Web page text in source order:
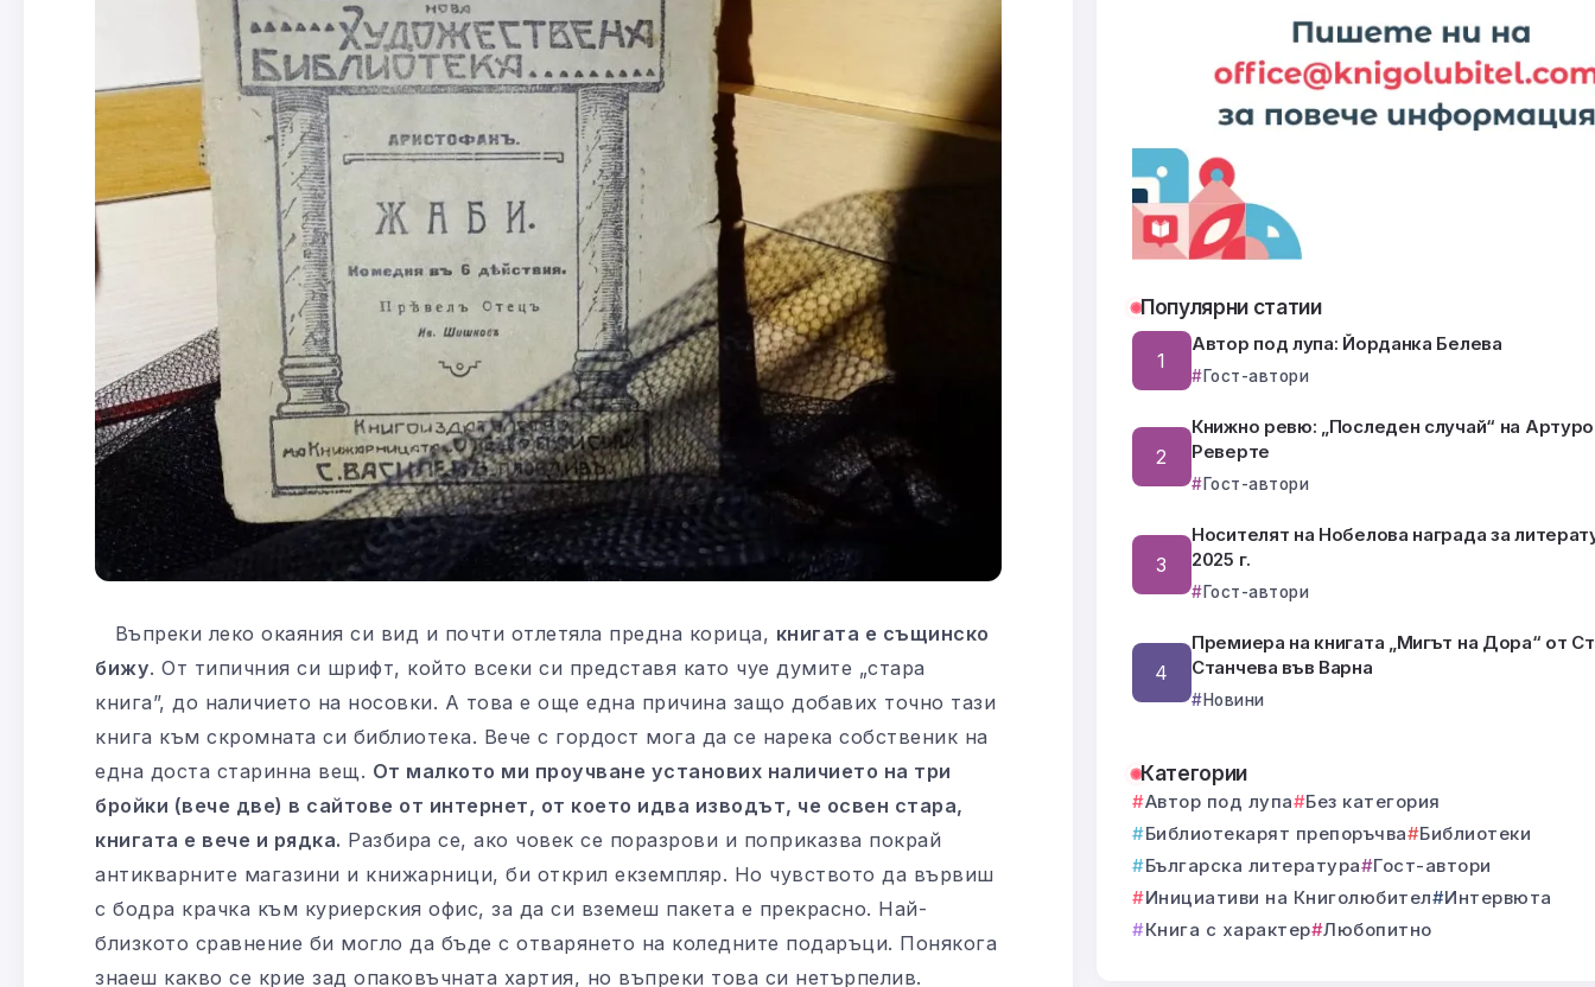
Въпреки леко окаяния си вид и почти отлетяла предна корица, книгата е същинско
бижу. От типичния си шрифт, който всеки си представя като чуе думите „стара
книга”, до наличието на носовки. А това е още една причина защо добавих точно тази
книга към скромната си библиотека. Вече с гордост мога да се нарека собственик на
една доста старинна вещ. От малкото ми проучване установих наличието на три
бройки (вече две) в сайтове от интернет, от което идва изводът, че освен стара,
книгата е вече и рядка. Разбира се, ако човек се поразрови и поприказва покрай
антикварните магазини и книжарници, би открил екземпляр. Но чувството да вървиш
с бодра крачка към куриерския офис, за да си вземеш пакета е прекрасно. Най-
близкото сравнение би могло да бъде с отварянето на коледните подаръци. Понякога
знаеш какво се крие зад опаковъчната хартия, но въпреки това си нетърпелив.
Популярни статии
Автор под лупа: Йорданка Белева
Гост-автори
Книжно ревю: „Последен случай“ на
Реверте
Гост-автори
Носителят на Нобелова награда за
2025 г.
Гост-автори
Премиера на книгата „Мигът на Дора“ от
Станчева във Варна
Новини
Категории
Автор под лупа
Без категория
Библиотекарят препоръчва
Библиотеки
Българска литература
Гост-автори
Инициативи на Книголюбител
Интервюта
Книга с характер Любопитно